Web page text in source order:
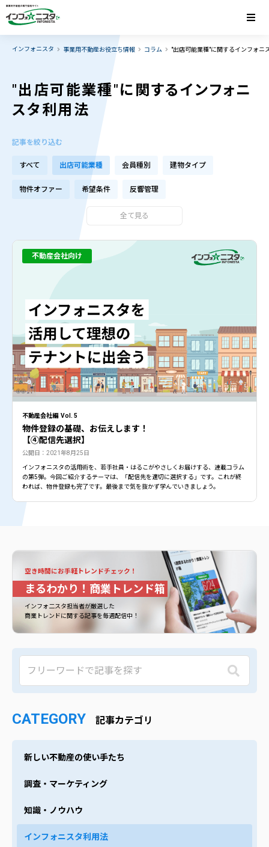
インフォニスタ 事業用不動産お役立ち情報 コラム "出店可能業種"に関するインフォニ
"出店可能業種"に関するインフォニ
スタ利用法
記事を絞り込む
すべて 出店可能業種 会員種別 建物タイプ
物件オファー 希望条件 反響管理
全て見る
不動産会社編 Vol. 5
物件登録の基礎、お伝えします！
【④配信先選択】
公開日：2021年8月25日
インフォニスタの活用術を、若手社員・はるこがやさしくお届けする、連載コラム
の第5弾。今回ご紹介するテーマは、「配信先を適切に選択する」です。これが終
われば、物件登録も完了です。最後まで気を抜かず学んでいきましょう。
不動産会社向け
空き時間にお手軽トレンドチェック！
まるわかり！商業トレンド箱
インフォ二スタ担当者が厳選した
商業トレンドに関する記事を毎週配信中！
CATEGORY 記事カテゴリ
新しい不動産の使い手たち
調査・マーケティング
知識・ノウハウ
インフォニスタ利用法